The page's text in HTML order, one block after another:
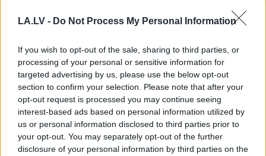
LA.LV - Do Not Process My Personal Information
If you wish to opt-out of the sale, sharing to third parties, or
processing of your personal or sensitive information for
targeted advertising by us, please use the below opt-out
section to confirm your selection. Please note that after your
opt-out request is processed you may continue seeing
interest-based ads based on personal information utilized by
us or personal information disclosed to third parties prior to
your opt-out. You may separately opt-out of the further
disclosure of your personal information by third parties on the
Aršo zodiaka zīmju
pārstāvjiem labāk
nestrīdēties: viņi vienmēr
atradīs veidu, kā pamatīgi
atriebties